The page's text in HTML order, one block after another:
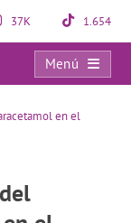
37K 1.654
Menú
en el